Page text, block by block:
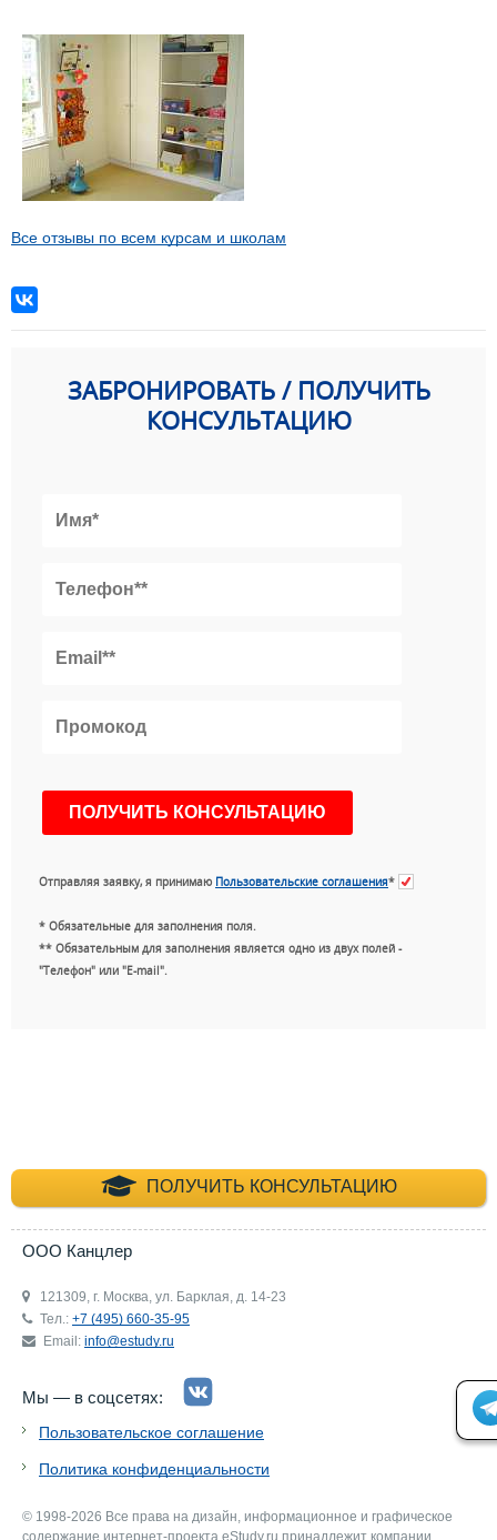
Все отзывы по всем курсам и школам
ЗАБРОНИРОВАТЬ / ПОЛУЧИТЬ
КОНСУЛЬТАЦИЮ
Отправляя заявку, я принимаю Пользовательские соглашения*
* Обязательные для заполнения поля.
** Обязательным для заполнения является одно из двух полей -
"Телефон" или "E-mail".
ПОЛУЧИТЬ КОНСУЛЬТАЦИЮ
+7 (495) 660-35-
ООО Канцлер
121309, г. Москва, ул. Барклая, д. 14-23
Тел.: +7 (495) 660-35-95
Email: info@estudy.ru
Мы — в соцсетях:
Пользовательское соглашение
Политика конфиденциальности
© 1998-2026 Все права на дизайн, информационное и графическое
содержание интернет-проекта eStudy.ru принадлежит компании